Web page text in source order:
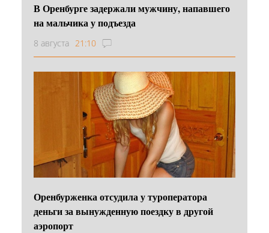
В Оренбурге задержали мужчину, напавшего
на мальчика у подъезда
8 августа 21:10
Оренбурженка отсудила у туроператора
деньги за вынужденную поездку в другой
аэропорт